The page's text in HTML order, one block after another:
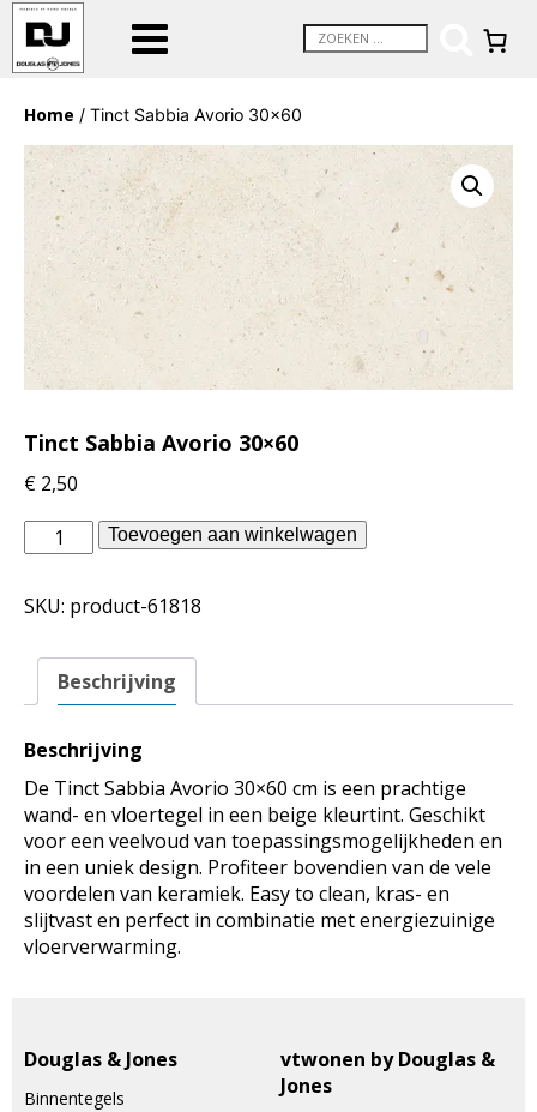
Home / Tinct Sabbia Avorio 30×60
Tinct Sabbia Avorio 30×60
€ 2,50
Douglas
Jones
-
Sabbia
Avorio
aantal
Toevoegen aan winkelwagen
SKU: product-61818
Beschrijving
Beschrijving
De Tinct Sabbia Avorio 30×60 cm is een prachtige
wand- en vloertegel in een beige kleurtint. Geschikt
voor een veelvoud van toepassingsmogelijkheden en
in een uniek design. Profiteer bovendien van de vele
voordelen van keramiek. Easy to clean, kras- en
slijtvast en perfect in combinatie met energiezuinige
vloerverwarming.
Douglas & Jones
Binnentegels
vtwonen by Douglas &
Jones